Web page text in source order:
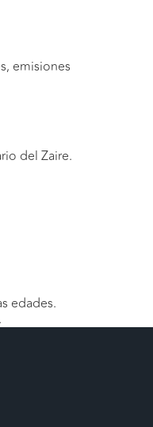
emisiones
del Zaire.
edades.